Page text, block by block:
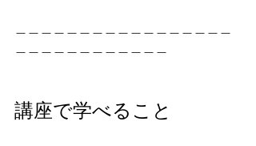
＿＿＿＿＿＿＿＿＿＿＿＿＿＿＿＿＿
＿＿＿＿＿＿＿＿＿＿＿＿
講座で学べること